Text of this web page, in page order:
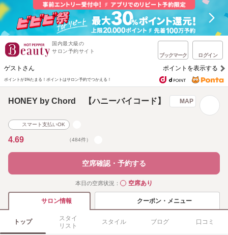
国内最大級の
サロン予約サイト
ブックマーク ログイン
ゲストさん ポイントを表示する
ポイントが1%たまる！ ポイントはサロン予約でつかえる！
HONEY by Chord 【ハニーバイコード】 MAP
スマート支払いOK
4.69 （484件）
空席確認・予約する
本日の空席状況： ◯空席あり
サロン情報 クーポン・メニュー
トップ
スタイ
リスト
スタイル ブログ 口コミ